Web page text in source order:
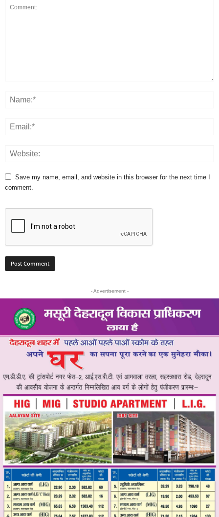
Save my name, email, and website in this browser for the next time I
comment.
- Advertisement -